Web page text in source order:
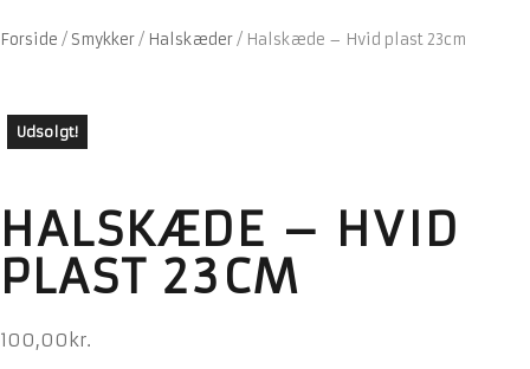
Forside / Smykker/ Halskæder/ Halskæde – Hvid plast 23cm
Udsolgt!
HALSKÆDE – HVID
PLAST 23CM
100,00 kr.